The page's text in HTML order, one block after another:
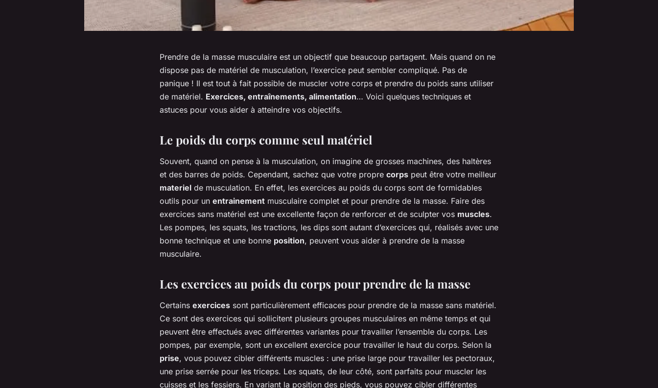
Prendre de la masse musculaire est un objectif que beaucoup partagent. Mais quand on ne
dispose pas de matériel de musculation, l’exercice peut sembler compliqué. Pas de
panique ! Il est tout à fait possible de muscler votre corps et prendre du poids sans utiliser
de matériel. Exercices, entraînements, alimentation… Voici quelques techniques et
astuces pour vous aider à atteindre vos objectifs.
Le poids du corps comme seul matériel
Souvent, quand on pense à la musculation, on imagine de grosses machines, des haltères
et des barres de poids. Cependant, sachez que votre propre corps peut être votre meilleur
materiel de musculation. En effet, les exercices au poids du corps sont de formidables
outils pour un entrainement musculaire complet et pour prendre de la masse. Faire des
exercices sans matériel est une excellente façon de renforcer et de sculpter vos muscles.
Les pompes, les squats, les tractions, les dips sont autant d’exercices qui, réalisés avec une
bonne technique et une bonne position, peuvent vous aider à prendre de la masse
musculaire.
Les exercices au poids du corps pour prendre de la masse
Certains exercices sont particulièrement efficaces pour prendre de la masse sans matériel.
Ce sont des exercices qui sollicitent plusieurs groupes musculaires en même temps et qui
peuvent être effectués avec différentes variantes pour travailler l’ensemble du corps. Les
pompes, par exemple, sont un excellent exercice pour travailler le haut du corps. Selon la
prise, vous pouvez cibler différents muscles : une prise large pour travailler les pectoraux,
une prise serrée pour les triceps. Les squats, de leur côté, sont parfaits pour muscler les
cuisses et les fessiers. En variant la position des pieds, vous pouvez cibler différentes